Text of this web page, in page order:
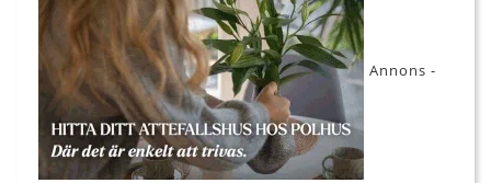
Annons -